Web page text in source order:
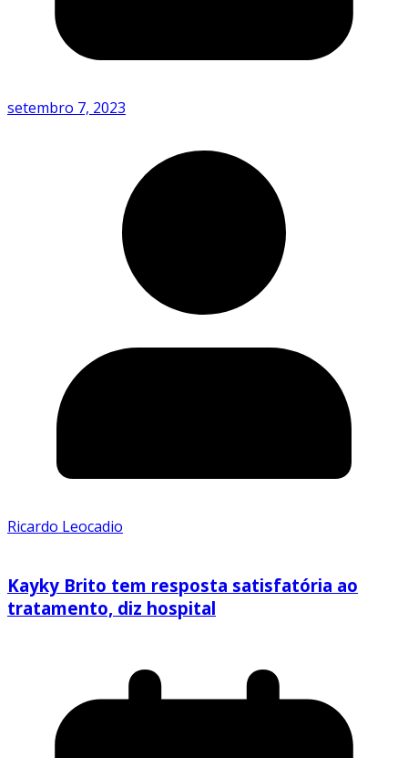
setembro 7, 2023
Ricardo Leocadio
Kayky Brito tem resposta satisfatória ao
tratamento, diz hospital